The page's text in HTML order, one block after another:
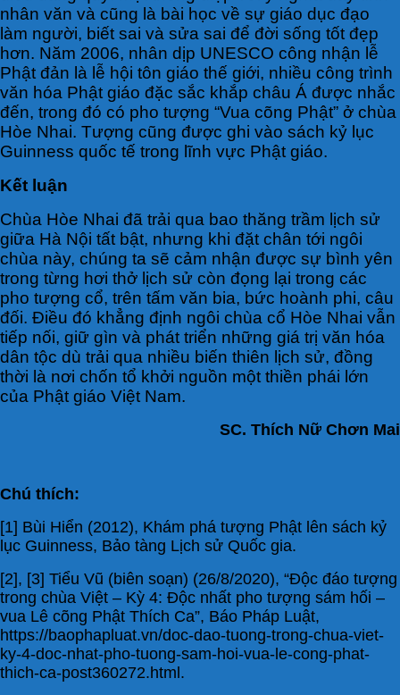
nhân văn và cũng là bài học về sự giáo dục đạo
làm người, biết sai và sửa sai để đời sống tốt đẹp
hơn. Năm 2006, nhân dịp UNESCO công nhận lễ
Phật đản là lễ hội tôn giáo thế giới, nhiều công trình
văn hóa Phật giáo đặc sắc khắp châu Á được nhắc
đến, trong đó có pho tượng “Vua cõng Phật” ở chùa
Hòe Nhai. Tượng cũng được ghi vào sách kỷ lục
Guinness quốc tế trong lĩnh vực Phật giáo.
Kết luận
Chùa Hòe Nhai đã trải qua bao thăng trầm lịch sử
giữa Hà Nội tất bật, nhưng khi đặt chân tới ngôi
chùa này, chúng ta sẽ cảm nhận được sự bình yên
trong từng hơi thở lịch sử còn đọng lại trong các
pho tượng cổ, trên tấm văn bia, bức hoành phi, câu
đối. Điều đó khẳng định ngôi chùa cổ Hòe Nhai vẫn
tiếp nối, giữ gìn và phát triển những giá trị văn hóa
dân tộc dù trải qua nhiều biến thiên lịch sử, đồng
thời là nơi chốn tổ khởi nguồn một thiền phái lớn
của Phật giáo Việt Nam.
SC. Thích Nữ Chơn Mai
Chú thích:
[1] Bùi Hiển (2012), Khám phá tượng Phật lên sách kỷ
lục Guinness, Bảo tàng Lịch sử Quốc gia.
[2], [3] Tiểu Vũ (biên soạn) (26/8/2020), “Độc đáo tượng
trong chùa Việt – Kỳ 4: Độc nhất pho tượng sám hối –
vua Lê cõng Phật Thích Ca”, Báo Pháp Luật,
https://baophapluat.vn/doc-dao-tuong-trong-chua-viet-
ky-4-doc-nhat-pho-tuong-sam-hoi-vua-le-cong-phat-
thich-ca-post360272.html.